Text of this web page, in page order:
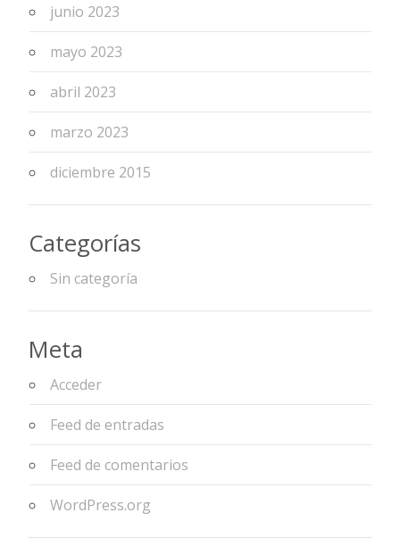
junio 2023
mayo 2023
abril 2023
marzo 2023
diciembre 2015
Categorías
Sin categoría
Meta
Acceder
Feed de entradas
Feed de comentarios
WordPress.org